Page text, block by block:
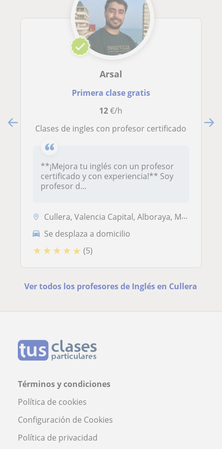
Arsal
Primera clase gratis
12€/h
Clases de ingles con profesor certificado
**¡Mejora tu inglés con un profesor
certificado y con experiencia!** Soy
profesor d...
Cullera, Valencia Capital, Alboraya, Mislata, Tavernes Blanques, Torrent (Valencia)
Se desplaza a domicilio
★ ★ ★ ★ ★ (5)
Ver todos los profesores de Inglés en Cullera
Términos y condiciones
Política de cookies
Configuración de Cookies
Política de privacidad